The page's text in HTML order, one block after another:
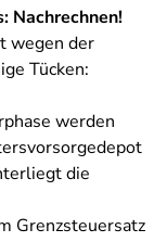
Nachrechnen!
wegen der
Tücken:
werden
die
Grenzsteuersatz